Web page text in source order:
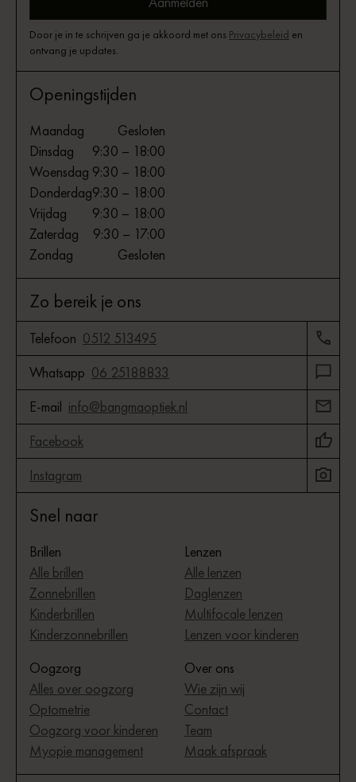
Door je in te schrijven ga je akkoord met ons Privacybeleid en
ontvang je updates.
Openingstijden
Maandag
Gesloten
Dinsdag
9:30 – 18:00
Woensdag 9:30 – 18:00
Donderdag9:30 – 18:00
Vrijdag
9:30 – 18:00
Zaterdag
9:30 – 17:00
Zondag
Gesloten
Zo bereik je ons
Telefoon 0512 513495
Whatsapp 06 25188833
E-mail info@bangmaoptiek.nl
Facebook
Instagram
Snel naar
Brillen
Alle brillen
Zonnebrillen
Kinderbrillen
Kinderzonnebrillen
Lenzen
Alle lenzen
Daglenzen
Multifocale lenzen
Lenzen voor kinderen
Oogzorg
Alles over oogzorg
Optometrie
Oogzorg voor kinderen
Myopie management
Over ons
Wie zijn wij
Contact
Team
Maak afspraak